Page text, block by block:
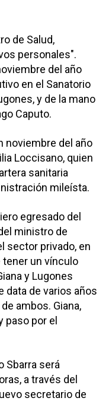
de Salud,
personales".
del año
en el Sanatorio
y de la mano
Caputo.
noviembre del año
Loccisano, quien
sanitaria
mileísta.
egresado del
ministro de
sector privado, en
tener un vínculo
y Lugones
data de varios años
ambos. Giana,
paso por el
Sbarra será
a través del
secretario de